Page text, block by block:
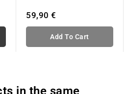
59,90 €
Add To Cart
in the same